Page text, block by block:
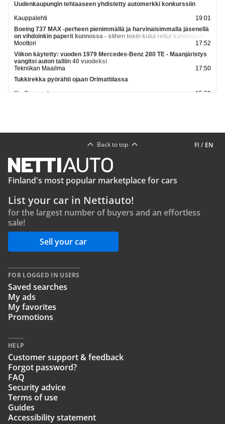
Uudenkaupungin tehtaaseen yhdistetty automerkki konkurssiin
Kauppalehti
19:01
Boeing 737 MAX -perheen pienimmällä ja harvinaisimmalla jäsenellä
on vihdoinkin paperit kunnossa - siihen tosin kului reilut kahdeksan
vuotta
Moottori
17:52
Viikon käytetty: vuoden 1979 Mercedes-Benz 280 TE - Maanjäristys
vangitsi auton talliin 40 vuodeksi
Tekniikan Maailma
17:50
Tukkirekka pyörähti ojaan Orimattilassa
Ilta-Sanomat
15:39
FI / EN
Back to top
Finland's most popular marketplace for cars
List your car in Nettiauto!
for the largest number of buyers and an effortless
sale!
Sell your car
FOR LOGGED IN USERS
Saved searches
My ads
My favorites
Promotions
HELP
Customer support & feedback
Forgot password?
FAQ
Security advice
Terms of use
Guides
Accessibility statement